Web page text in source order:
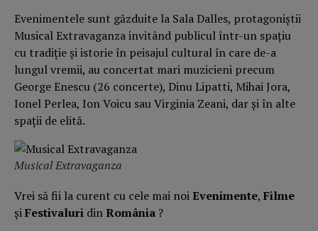
Evenimentele sunt găzduite la Sala Dalles, protagoniştii
Musical Extravaganza invitând publicul într-un spaţiu
cu tradiţie şi istorie în peisajul cultural în care de-a
lungul vremii, au concertat mari muzicieni precum
George Enescu (26 concerte), Dinu Lipatti, Mihai Jora,
Ionel Perlea, Ion Voicu sau Virginia Zeani, dar şi în alte
spaţii de elită.
Musical Extravaganza
Vrei să fii la curent cu cele mai noiEvenimente, Filme
șiFestivaluri dinRomânia ?